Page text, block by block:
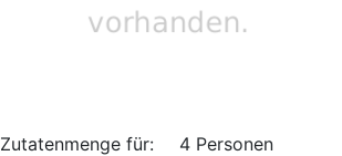
Zutatenmenge für: 4 Personen